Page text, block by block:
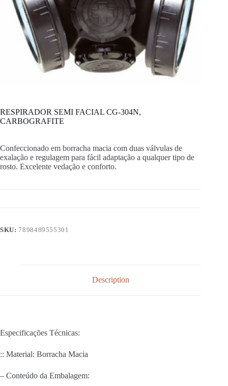
RESPIRADOR SEMI FACIAL CG-304N,
CARBOGRAFITE
Confeccionado em borracha macia com duas válvulas de
exalação e regulagem para fácil adaptação a qualquer tipo de
rosto. Excelente vedação e conforto.
SKU: 7898489555301
Description
Especificações Técnicas:
:: Material: Borracha Macia
– Conteúdo da Embalagem: